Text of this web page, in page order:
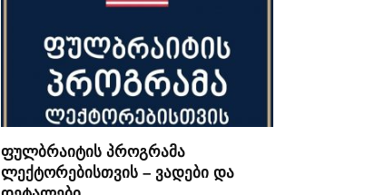
ფულბრაიტის პროგრამა
ლექტორებისთვის – ვადები და